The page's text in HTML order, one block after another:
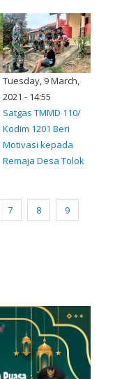
Tuesday, 9 March,
2021 - 14:55
Satgas TMMD 110/
Kodim 1201 Beri
Motivasi kepada
Remaja Desa Tolok
Page
7 Page
8 Page
9